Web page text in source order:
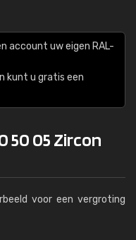
account uw eigen RAL-
kunt u gratis een
50 05 Zircon
voor een vergroting